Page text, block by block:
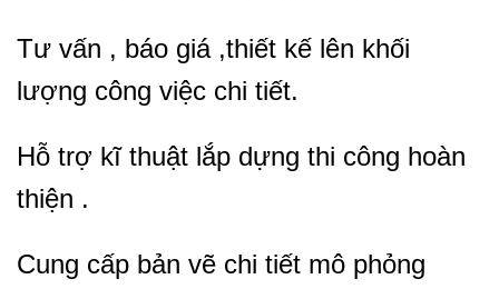
Tư vấn , báo giá ,thiết kế lên khối
lượng công việc chi tiết.
Hỗ trợ kĩ thuật lắp dựng thi công hoàn
thiện .
Cung cấp bản vẽ chi tiết mô phỏng